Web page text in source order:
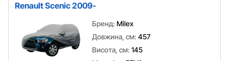
Renault Scenic 2009-
Бренд: Milex
Довжина, см: 457
Висота, см: 145